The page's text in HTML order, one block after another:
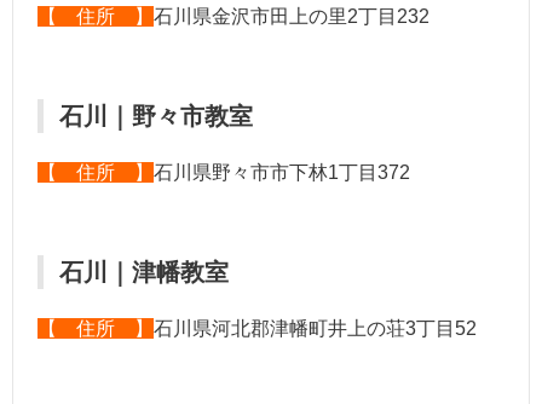
【 住所 】 石川県金沢市田上の里2丁目232
石川｜野々市教室
【 住所 】 石川県野々市市下林1丁目372
石川｜津幡教室
【 住所 】 石川県河北郡津幡町井上の荘3丁目52